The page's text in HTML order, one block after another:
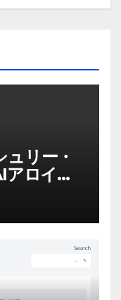
リー・
ロイの
フォー
不安を